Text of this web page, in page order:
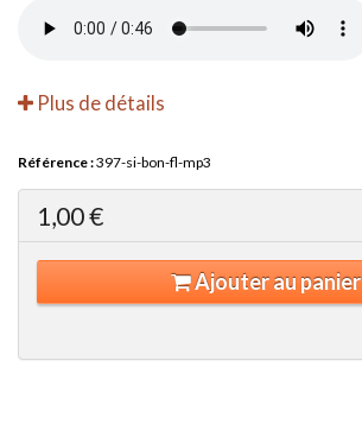
Plus de détails
Référence :397-si-bon-fl-mp3
1,00 €
Ajouter au panier